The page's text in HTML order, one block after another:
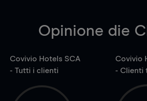
Opinione die
Covivio Hotels SCA
- Tutti i clienti
Covivio
- Clienti